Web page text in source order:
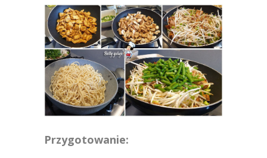
Przygotowanie: